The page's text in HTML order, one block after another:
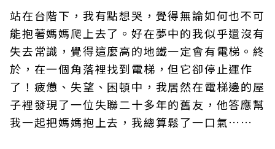
站在台階下，我有點想哭，覺得無論如何也不可
能抱著媽媽爬上去了。好在夢中的我似乎還沒有
失去常識，覺得這麼高的地鐵一定會有電梯。終
於，在一個角落裡找到電梯，但它卻停止運作
了！疲憊、失望、困頓中，我居然在電梯邊的屋
子裡發現了一位失聯二十多年的舊友，他答應幫
我一起把媽媽抱上去，我總算鬆了一口氣……